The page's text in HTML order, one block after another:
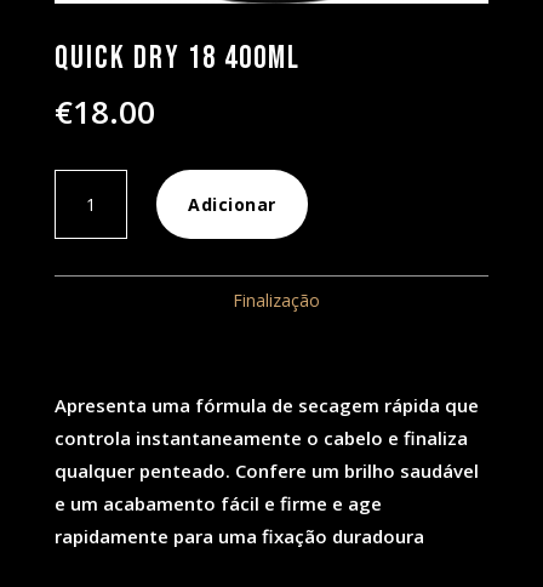
Quick Dry 18 400ml
€18.00
Dry
Adicionar
Finalização
Apresenta uma fórmula de secagem rápida que
controla instantaneamente o cabelo e finaliza
qualquer penteado. Confere um brilho saudável
e um acabamento fácil e firme e age
rapidamente para uma fixação duradoura